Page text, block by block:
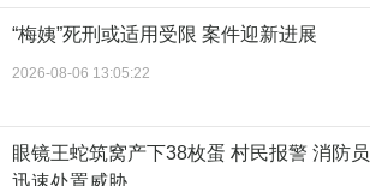
“梅姨”死刑或适用受限 案件迎新进展
2026-08-06 13:05:22
眼镜王蛇筑窝产下38枚蛋 村民报警 消防员